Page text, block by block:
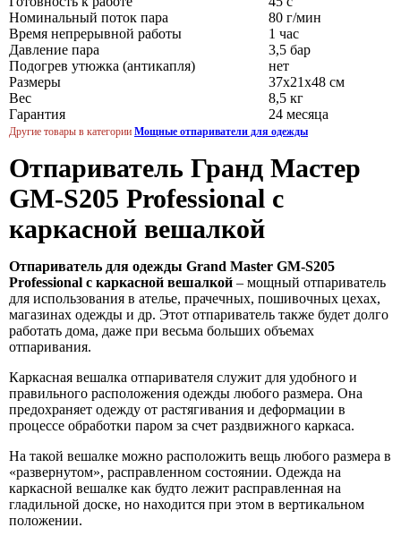
Номинальный поток пара
80 г/мин
Время непрерывной работы
1 час
Давление пара
3,5 бар
Подогрев утюжка (антикапля)
нет
Размеры
37х21х48 см
Вес
8,5 кг
Гарантия
24 месяца
Другие товары в категории Мощные отпариватели для одежды
Отпариватель Гранд Мастер
GM-S205 Professional с
каркасной вешалкой
Отпариватель для одежды Grand Master GM-S205
Professional с каркасной вешалкой – мощный отпариватель
для использования в ателье, прачечных, пошивочных цехах,
магазинах одежды и др. Этот отпариватель также будет долго
работать дома, даже при весьма больших объемах
отпаривания.
Каркасная вешалка отпаривателя служит для удобного и
правильного расположения одежды любого размера. Она
предохраняет одежду от растягивания и деформации в
процессе обработки паром за счет раздвижного каркаса.
На такой вешалке можно расположить вещь любого размера в
«развернутом», расправленном состоянии. Одежда на
каркасной вешалке как будто лежит расправленная на
гладильной доске, но находится при этом в вертикальном
положении.